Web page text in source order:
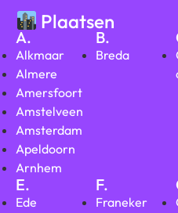
Plaatsen
A.
Alkmaar
Almere
Amersfoort
Amstelveen
Amsterdam
Apeldoorn
Arnhem
B.
Breda
E.
Ede
F.
Franeker